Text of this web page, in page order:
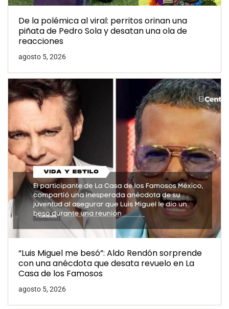
De la polémica al viral: perritos orinan una
piñata de Pedro Sola y desatan una ola de
reacciones
agosto 5, 2026
“Luis Miguel me besó”: Aldo Rendón sorprende
con una anécdota que desata revuelo en La
Casa de los Famosos
agosto 5, 2026